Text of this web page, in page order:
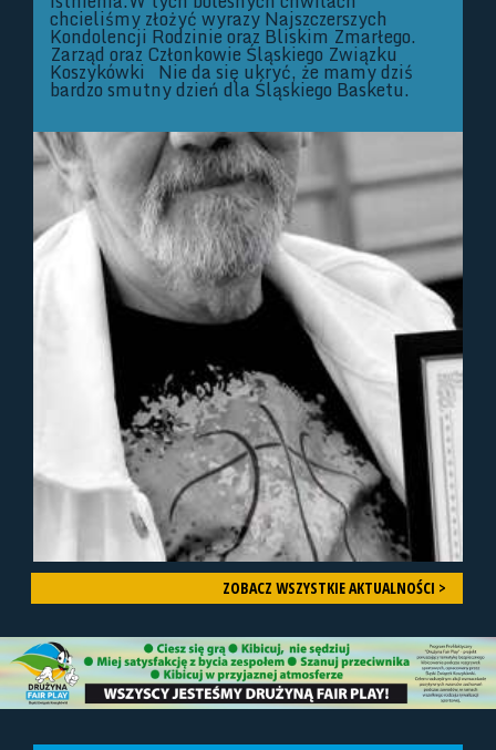
chcieliśmy złożyć wyrazy Najszczerszych
Kondolencji Rodzinie oraz Bliskim Zmarłego.
Zarząd oraz Członkowie Śląskiego Związku
Koszykówki Nie da się ukryć, że mamy dziś
bardzo smutny dzień dla Śląskiego Basketu.
ZOBACZ WSZYSTKIE AKTUALNOŚCI >